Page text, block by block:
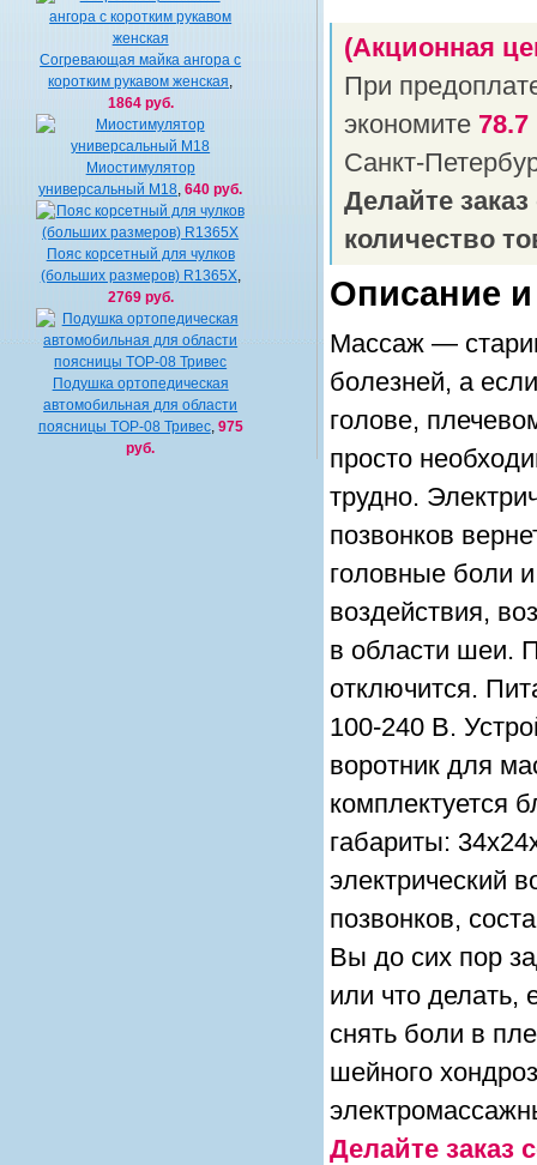
Согревающая майка ангора с
коротким рукавом женская
1864 руб.
Миостимулятор
универсальный M18 ,640 руб.
Пояс корсетный для чулков
(больших размеров) R1365X,
2769 руб.
Подушка ортопедическая
автомобильная для области
поясницы TOP-08 Тривес, 975
руб.
(Акционная
При
экономите 78.7
Санкт-
Делайте
количество
Описание
Массаж —
болезней, а
голове,
просто
трудно.
позвонков
головные боли
воздействия,
в области шеи.
отключится.
100-240 B.
воротник для
комплектуется
габариты:
электрический
позвонков,
Вы до сих пор
или что делать,
снять боли в
шейного
Делайте заказ